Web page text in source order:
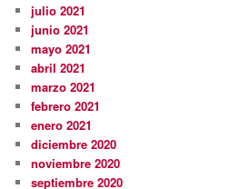
julio 2021
junio 2021
mayo 2021
abril 2021
marzo 2021
febrero 2021
enero 2021
diciembre 2020
noviembre 2020
septiembre 2020